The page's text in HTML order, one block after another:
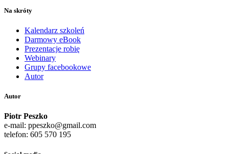
Na skróty
Kalendarz szkoleń
Darmowy eBook
Prezentacje robię
Webinary
Grupy facebookowe
Autor
Autor
Piotr Peszko
e-mail: ppeszko@gmail.com
telefon: 605 570 195